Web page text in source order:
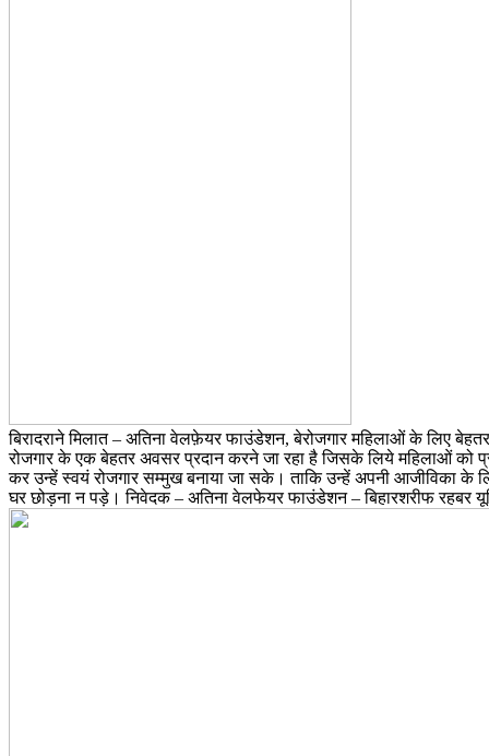
बिरादराने मिलात – अतिना वेलफ़ेयर फाउंडेशन, बेरोजगार महिलाओं के लिए
रोजगार के एक बेहतर अवसर प्रदान करने जा रहा है जिसके लिये महिलाओं को
कर उन्हें स्वयं रोजगार सम्मुख बनाया जा सके। ताकि उन्हें अपनी आजीविका के
घर छोड़ना न पड़े। निवेदक – अतिना वेलफेयर फाउंडेशन – बिहारशरीफ रहबर